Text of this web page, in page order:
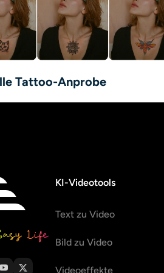
Tattoo-Anprobe
KI-Videotools
Text zu Video
Bild zu Video
Videoeffekte